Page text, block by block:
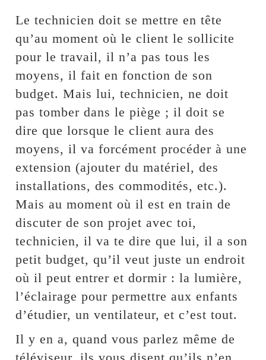
Le technicien doit se mettre en tête
qu’au moment où le client le sollicite
pour le travail, il n’a pas tous les
moyens, il fait en fonction de son
budget. Mais lui, technicien, ne doit
pas tomber dans le piège ; il doit se
dire que lorsque le client aura des
moyens, il va forcément procéder à une
extension (ajouter du matériel, des
installations, des commodités, etc.).
Mais au moment où il est en train de
discuter de son projet avec toi,
technicien, il va te dire que lui, il a son
petit budget, qu’il veut juste un endroit
où il peut entrer et dormir : la lumière,
l’éclairage pour permettre aux enfants
d’étudier, un ventilateur, et c’est tout.
Il y en a, quand vous parlez même de